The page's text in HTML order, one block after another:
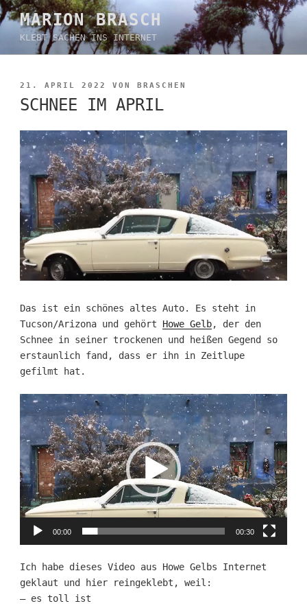
Zum
Inhalt
springen
MARION BRASCH
KLEBT SACHEN INS INTERNET
VERÖFFENTLICHT
AM
21. APRIL 2022 VON BRASCHEN
SCHNEE IM APRIL
Das ist ein schönes altes Auto. Es steht in
Tucson/Arizona und gehört Howe Gelb, der den
Schnee in seiner trockenen und heißen Gegend so
erstaunlich fand, dass er ihn in Zeitlupe
gefilmt hat.
Video-
Player
00:00 00:30
Ich habe dieses Video aus Howe Gelbs Internet
geklaut und hier reingeklebt, weil:
– es toll ist